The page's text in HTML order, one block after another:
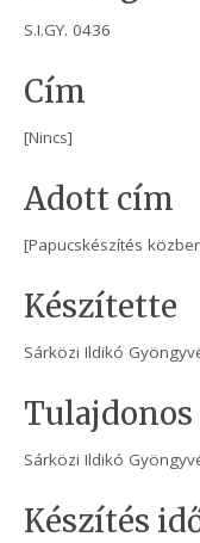
S.I.GY. 0436
Cím
[Nincs]
Adott cím
[Papucskészítés
Készítette
Sárközi Ildikó
Tulajdonos
Sárközi Ildikó
Készítés